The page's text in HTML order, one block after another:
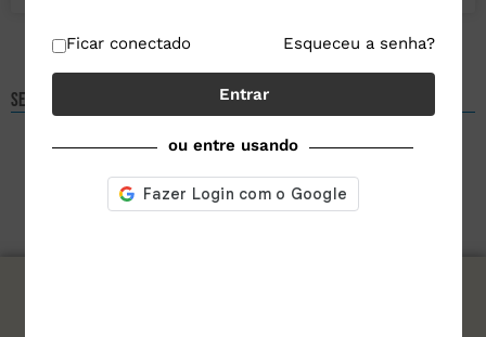
Selecione um assunto
Ficar conectado Esqueceu a senha?
Entrar
ou entre usando